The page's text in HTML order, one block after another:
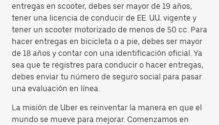
entregas en scooter, debes ser mayor de 19 años,
tener una licencia de conducir de EE. UU. vigente y
tener un scooter motorizado de menos de 50 cc. Para
hacer entregas en bicicleta o a pie, debes ser mayor
de 18 años y contar con una identificación oficial. Ya
sea que te registres para conducir o hacer entregas,
debes enviar tu número de seguro social para pasar
una evaluación en línea.
La misión de Uber es reinventar la manera en que el
mundo se mueve para mejorar. Comenzamos en